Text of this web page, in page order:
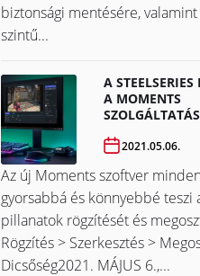
biztonsági mentésére,
szintű...
A
A MOMENTS
2021.05.06.
Az új Moments szoftver
gyorsabbá és könnyebbé teszi
pillanatok rögzítését és
Rögzítés > Szerkesztés >
Dicsőség2021. MÁJUS 6.,...